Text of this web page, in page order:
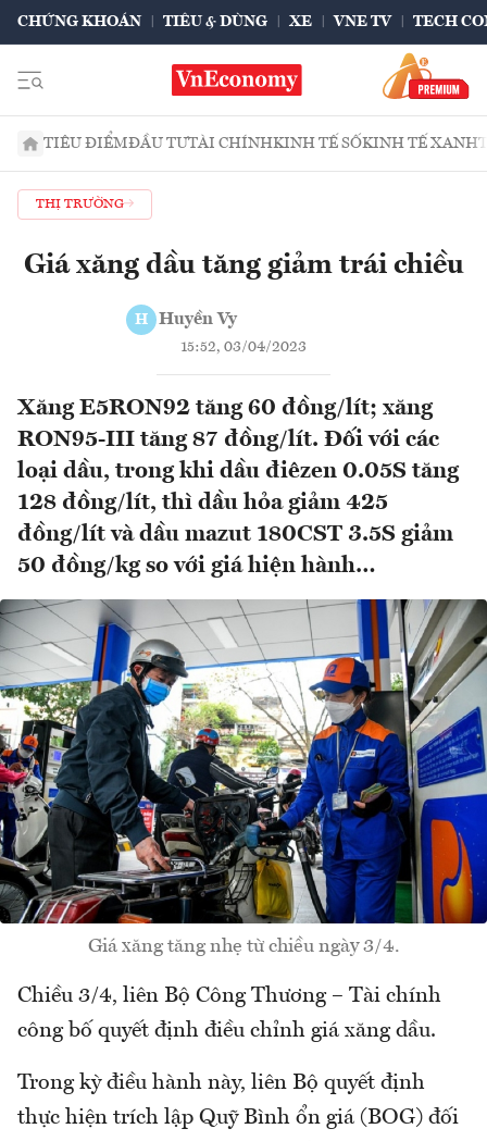
CHỨNG KHOÁN TIÊU & DÙNG XE VNE TV TECH
TIÊU ĐIỂMĐẦU TƯTÀI CHÍNHKINH TẾ SỐKINH TẾ XANH
THỊ TRƯỜNG
Giá xăng dầu tăng giảm trái chiều
H Huyền Vy
15:52, 03/04/2023
Xăng E5RON92 tăng 60 đồng/lít; xăng
RON95-III tăng 87 đồng/lít. Đối với các
loại dầu, trong khi dầu điêzen 0.05S tăng
128 đồng/lít, thì dầu hỏa giảm 425
đồng/lít và dầu mazut 180CST 3.5S giảm
50 đồng/kg so với giá hiện hành…
Giá xăng tăng nhẹ từ chiều ngày 3/4.
Chiều 3/4, liên Bộ Công Thương – Tài chính
công bố quyết định điều chỉnh giá xăng dầu.
Trong kỳ điều hành này, liên Bộ quyết định
thực hiện trích lập Quỹ Bình ổn giá (BOG) đối